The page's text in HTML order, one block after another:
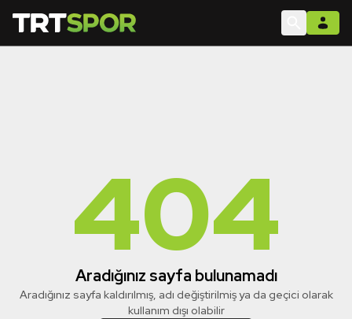
404
Aradığınız sayfa bulunamadı
Aradığınız sayfa kaldırılmış, adı değiştirilmiş ya da geçici olarak
kullanım dışı olabilir